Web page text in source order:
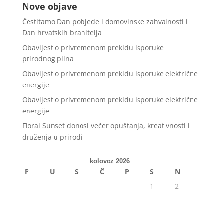
Nove objave
Čestitamo Dan pobjede i domovinske zahvalnosti i
Dan hrvatskih branitelja
Obavijest o privremenom prekidu isporuke
prirodnog plina
Obavijest o privremenom prekidu isporuke električne
energije
Obavijest o privremenom prekidu isporuke električne
energije
Floral Sunset donosi večer opuštanja, kreativnosti i
druženja u prirodi
kolovoz 2026
P U S Č P S
N
1
2